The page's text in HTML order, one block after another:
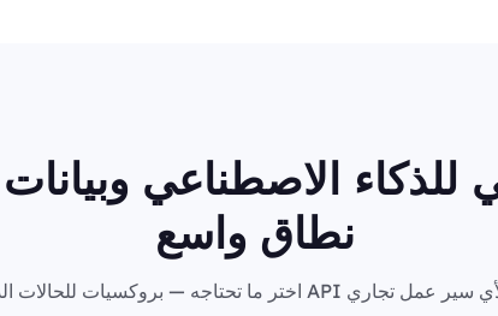
الاصطناعي
نطاق واسع